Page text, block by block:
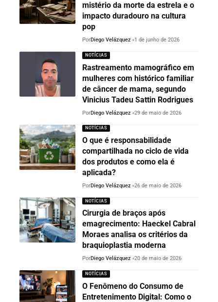
mistério da morte da estrela e o
impacto duradouro na cultura
pop
PorDiego Velázquez 1 de junho de 2026
NOTÍCIAS
Rastreamento mamográfico em
mulheres com histórico familiar
de câncer de mama, segundo
Vinicius Tadeu Sattin Rodrigues
PorDiego Velázquez 29 de maio de 2026
NOTÍCIAS
O que é responsabilidade
compartilhada no ciclo de vida
dos produtos e como ela é
aplicada?
PorDiego Velázquez 26 de maio de 2026
NOTÍCIAS
Cirurgia de braços após
emagrecimento: Haeckel Cabral
Moraes analisa os critérios da
braquioplastia moderna
PorDiego Velázquez 20 de maio de 2026
NOTÍCIAS
O Fenômeno do Consumo de
Entretenimento Digital: Como o